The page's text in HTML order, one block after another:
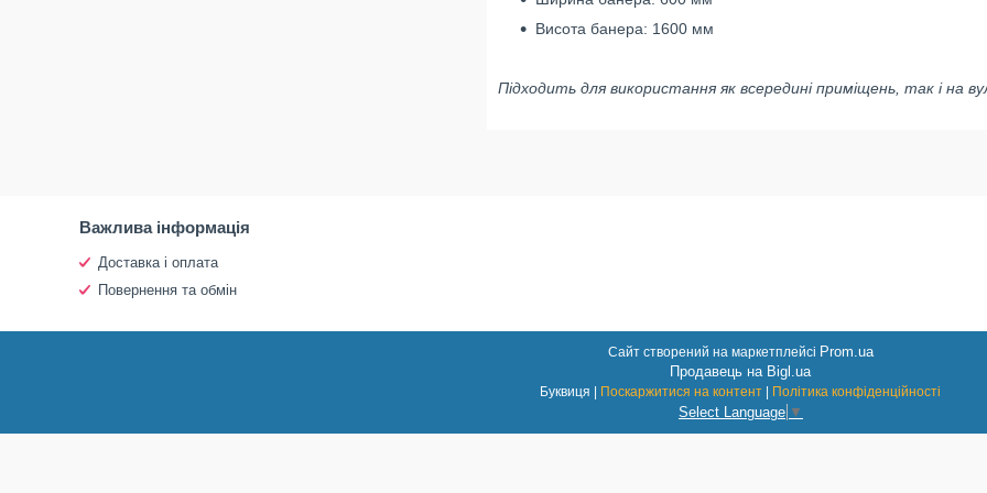
Висота банера: 1600 мм
Підходить для використання як всередині приміщень, так і на
Важлива інформація
Доставка і оплата
Повернення та обмін
Сайт створений на маркетплейсі Prom.ua
Продавець на Bigl.ua
Поскаржитися на контент Політика конфіденційності
Select Language ▼